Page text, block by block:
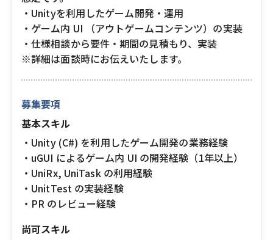
・Unityを利用したゲーム開発・運用
・ゲーム内 UI （アウトゲームコンテンツ）の実装
・仕様相談から要件・期間の見積もり、実装
※詳細は面談時にお伝えいたします。
募集要項
基本スキル
・Unity (C#) を利用したゲーム開発の業務経験
・uGUI によるゲーム内 UI の開発経験（1年以上）
・UniRx, UniTask の利用経験
・UnitTest の実装経験
・PR のレビュー経験
尚可スキル